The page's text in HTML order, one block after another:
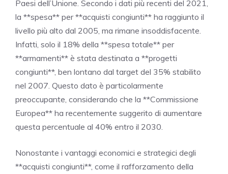
Paesi dell’Unione. Secondo i dati più recenti del 2021,
la **spesa** per **acquisti congiunti** ha raggiunto il
livello più alto dal 2005, ma rimane insoddisfacente.
Infatti, solo il 18% della **spesa totale** per
**armamenti** è stata destinata a **progetti
congiunti**, ben lontano dal target del 35% stabilito
nel 2007. Questo dato è particolarmente
preoccupante, considerando che la **Commissione
Europea** ha recentemente suggerito di aumentare
questa percentuale al 40% entro il 2030.
Nonostante i vantaggi economici e strategici degli
**acquisti congiunti**, come il rafforzamento della